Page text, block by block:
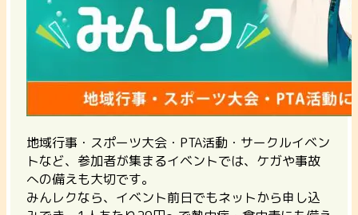
地域行事・スポーツ大会・PTA活動・サークルイベン
トなど、参加者が集まるイベントでは、ケガや事故
への備えも大切です。
みんレクなら、イベント前日でもネットから申し込